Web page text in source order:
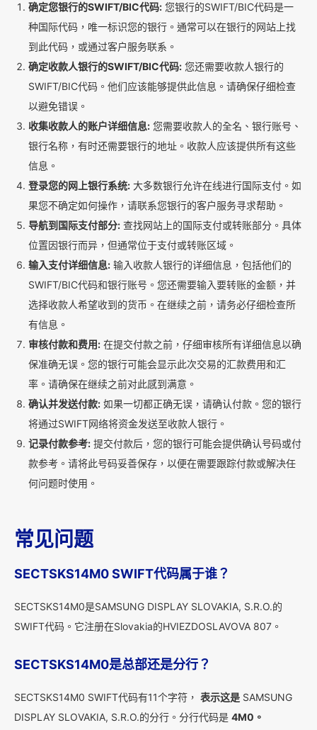
确定您银行的SWIFT/BIC代码: 您银行的SWIFT/BIC代码是一
种国际代码，唯一标识您的银行。通常可以在银行的网站上找
到此代码，或通过客户服务联系。
确定收款人银行的SWIFT/BIC代码: 您还需要收款人银行的
SWIFT/BIC代码。他们应该能够提供此信息。请确保仔细检查
以避免错误。
收集收款人的账户详细信息: 您需要收款人的全名、银行账号、
银行名称，有时还需要银行的地址。收款人应该提供所有这些
信息。
登录您的网上银行系统: 大多数银行允许在线进行国际支付。如
果您不确定如何操作，请联系您银行的客户服务寻求帮助。
导航到国际支付部分: 查找网站上的国际支付或转账部分。具体
位置因银行而异，但通常位于支付或转账区域。
输入支付详细信息: 输入收款人银行的详细信息，包括他们的
SWIFT/BIC代码和银行账号。您还需要输入要转账的金额，并
选择收款人希望收到的货币。在继续之前，请务必仔细检查所
有信息。
审核付款和费用: 在提交付款之前，仔细审核所有详细信息以确
保准确无误。您的银行可能会显示此次交易的汇款费用和汇
率。请确保在继续之前对此感到满意。
确认并发送付款: 如果一切都正确无误，请确认付款。您的银行
将通过SWIFT网络将资金发送至收款人银行。
记录付款参考: 提交付款后，您的银行可能会提供确认号码或付
款参考。请将此号码妥善保存，以便在需要跟踪付款或解决任
何问题时使用。
常见问题
SECTSKS14M0 SWIFT代码属于谁？
SECTSKS14M0是SAMSUNG DISPLAY SLOVAKIA, S.R.O.的
SWIFT代码。它注册在Slovakia的HVIEZDOSLAVOVA 807。
SECTSKS14M0是总部还是分行？
SECTSKS14M0 SWIFT代码有11个字符， 表示这是 SAMSUNG
DISPLAY SLOVAKIA, S.R.O.的分行。分行代码是 4M0。